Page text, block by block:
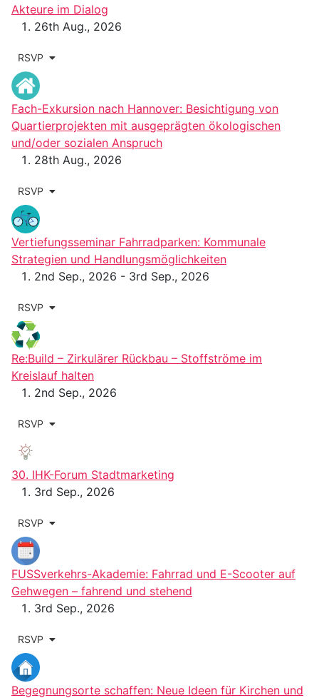
Akteure im Dialog
26th Aug., 2026
RSVP
Fach-Exkursion nach Hannover: Besichtigung von
Quartierprojekten mit ausgeprägten ökologischen
und/oder sozialen Anspruch
28th Aug., 2026
RSVP
Vertiefungsseminar Fahrradparken: Kommunale
Strategien und Handlungsmöglichkeiten
2nd Sep., 2026 - 3rd Sep., 2026
RSVP
Re:Build – Zirkulärer Rückbau – Stoffströme im
Kreislauf halten
2nd Sep., 2026
RSVP
30. IHK-Forum Stadtmarketing
3rd Sep., 2026
RSVP
FUSSverkehrs-Akademie: Fahrrad und E-Scooter auf
Gehwegen – fahrend und stehend
3rd Sep., 2026
RSVP
Begegnungsorte schaffen: Neue Ideen für Kirchen und